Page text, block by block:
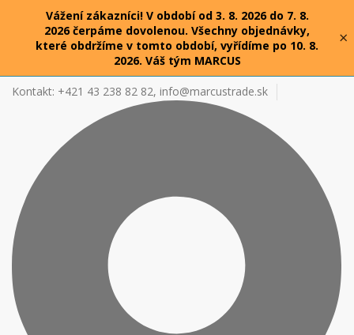
Vážení zákazníci! V období od 3. 8. 2026 do 7. 8.
2026 čerpáme dovolenou. Všechny objednávky,
které obdržíme v tomto období, vyřídíme po 10. 8.
2026. Váš tým MARCUS
×
Kontakt: +421 43 238 82 82, info@marcustrade.sk